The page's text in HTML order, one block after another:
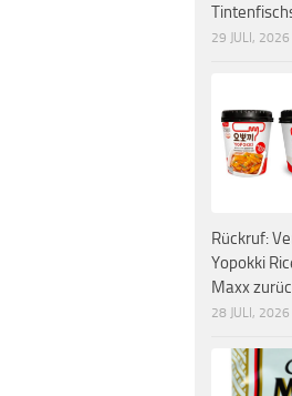
29 JULI, 2026
Rückruf:
Yopokki
Maxx
28 JULI, 2026